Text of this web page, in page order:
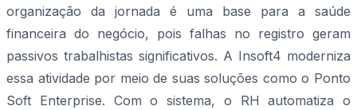
organização da jornada é uma base para a saúde
financeira do negócio, pois falhas no registro geram
passivos trabalhistas significativos. A Insoft4 moderniza
essa atividade por meio de suas soluções como o Ponto
Soft Enterprise. Com o sistema, o RH automatiza o